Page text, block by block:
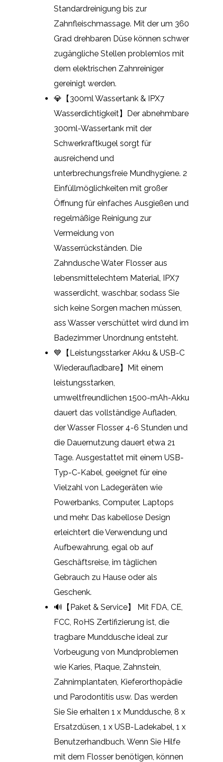
Standardreinigung bis zur
Zahnfleischmassage. Mit der um 360
Grad drehbaren Düse können schwer
zugängliche Stellen problemlos mit
dem elektrischen Zahnreiniger
gereinigt werden.
💎【300ml Wassertank & IPX7
Wasserdichtigkeit】Der abnehmbare
300ml-Wassertank mit der
Schwerkraftkugel sorgt für
ausreichend und
unterbrechungsfreie Mundhygiene. 2
Einfüllmöglichkeiten mit großer
Öffnung für einfaches Ausgießen und
regelmäßige Reinigung zur
Vermeidung von
Wasserrückständen. Die
Zahndusche Water Flosser aus
lebensmittelechtem Material, IPX7
wasserdicht, waschbar, sodass Sie
sich keine Sorgen machen müssen,
ass Wasser verschüttet wird dund im
Badezimmer Unordnung entsteht.
💙【Leistungsstarker Akku & USB-C
Wiederaufladbare】Mit einem
leistungsstarken,
umweltfreundlichen 1500-mAh-Akku
dauert das vollständige Aufladen,
der Wasser Flosser 4-6 Stunden und
die Dauernutzung dauert etwa 21
Tage. Ausgestattet mit einem USB-
Typ-C-Kabel, geeignet für eine
Vielzahl von Ladegeräten wie
Powerbanks, Computer, Laptops
und mehr. Das kabellose Design
erleichtert die Verwendung und
Aufbewahrung, egal ob auf
Geschäftsreise, im täglichen
Gebrauch zu Hause oder als
Geschenk.
🔊【Paket & Service】 Mit FDA, CE,
FCC, RoHS Zertifizierung ist, die
tragbare Munddusche ideal zur
Vorbeugung von Mundproblemen
wie Karies, Plaque, Zahnstein,
Zahnimplantaten, Kieferorthopädie
und Parodontitis usw. Das werden
Sie Sie erhalten 1 x Munddusche, 8 x
Ersatzdüsen, 1 x USB-Ladekabel, 1 x
Benutzerhandbuch. Wenn Sie Hilfe
mit dem Flosser benötigen, können